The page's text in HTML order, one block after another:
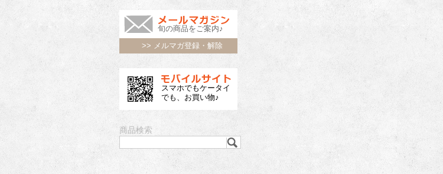
旬の商品をご案内♪
>> メルマガ登録・解除
スマホでもケータイ
でも、お買い物♪
商品検索